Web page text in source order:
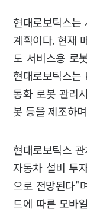
현대로보틱스는
계획이다. 현재
도 서비스용 로
현대로보틱스는
동화 로봇 관리
봇 등을 제조하
현대로보틱스
자동차 설비 투
으로 전망된다"
드에 따른 모바